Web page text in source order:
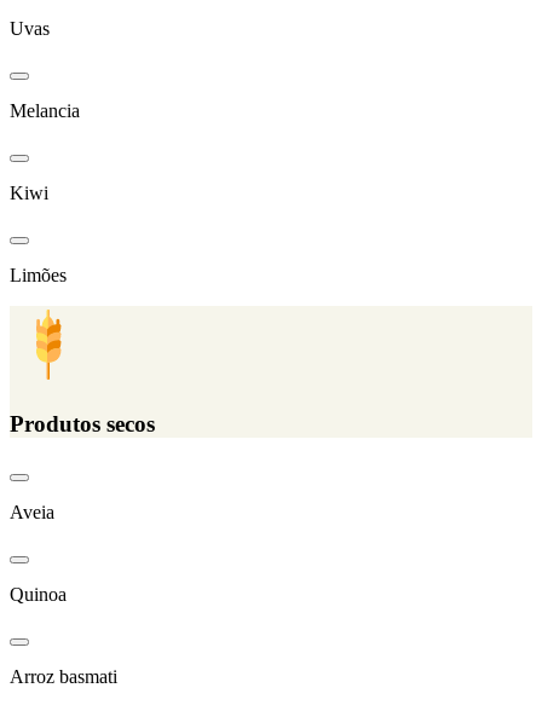
Uvas
Melancia
Kiwi
Limões
Produtos secos
Aveia
Quinoa
Arroz basmati